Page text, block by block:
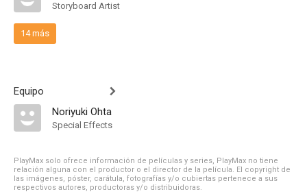
Storyboard Artist
14 más
Equipo
Noriyuki Ohta
Special Effects
PlayMax solo ofrece información de películas y series, PlayMax no tiene
relación alguna con el productor o el director de la película. El copyright de
las imágenes, póster, carátula, fotografías y/o cubiertas pertenece a sus
respectivos autores, productoras y/o distribuidoras.